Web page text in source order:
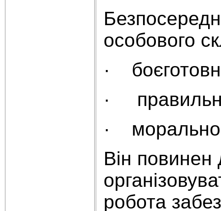
особового
·
·
· морально-
Він повинен
робота